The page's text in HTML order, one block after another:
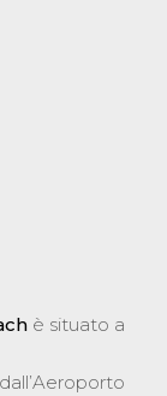
è situato a